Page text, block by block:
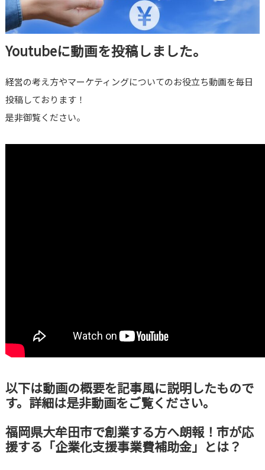
Youtubeに動画を投稿しました。
経営の考え方やマーケティングについてのお役立ち動画を毎日
投稿しております！
是非御覧ください。
以下は動画の概要を記事風に説明したもので
す。詳細は是非動画をご覧ください。
福岡県大牟田市で創業する方へ朗報！市が応
援する「企業化支援事業費補助金」とは？